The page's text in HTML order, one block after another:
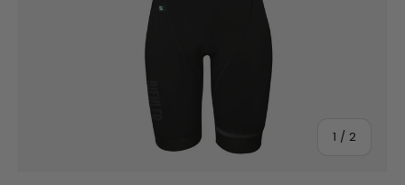
1 / von
2